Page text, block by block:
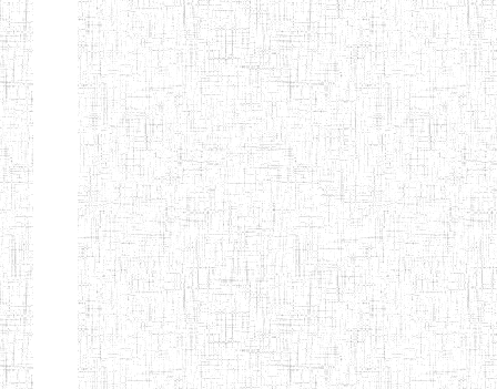
ENI
Chercher:
Effacer les filtres
Denomination